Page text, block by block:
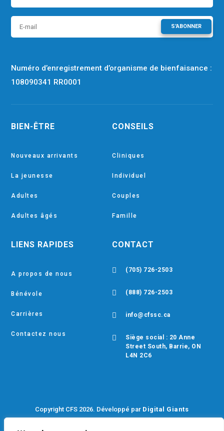
S'ABONNER
Numéro d’enregistrement d’organisme de bienfaisance :
108090341 RR0001
BIEN-ÊTRE
Nouveaux arrivants
La jeunesse
Adultes
Adultes âgés
LIENS RAPIDES
A propos de nous
Bénévole
Carrières
Contactez nous
CONSEILS
Cliniques
Individuel
Couples
Famille
CONTACT
 (705) 726-2503
 (888) 726-2503
 info@cfssc.ca

Siège social : 20 Anne
Street South, Barrie, ON
L4N 2C6
Copyright CFS 2026. Développé par Digital Giants